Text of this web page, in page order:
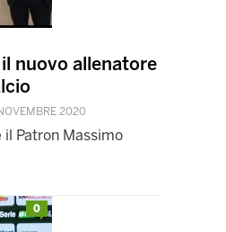
nuovo allenatore
2020
il Patron Massimo
0